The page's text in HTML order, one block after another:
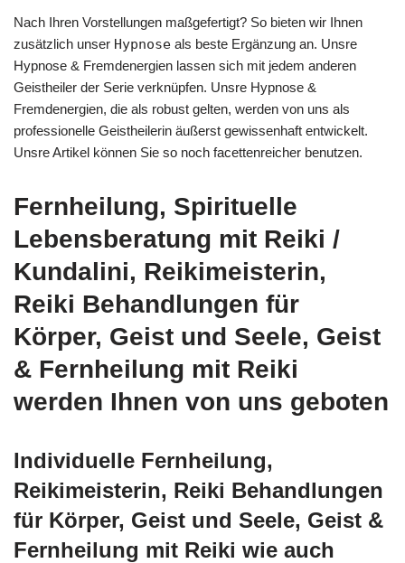
Nach Ihren Vorstellungen maßgefertigt? So bieten wir Ihnen
zusätzlich unser Hypnose als beste Ergänzung an. Unsre
Hypnose & Fremdenergien lassen sich mit jedem anderen
Geistheiler der Serie verknüpfen. Unsre Hypnose &
Fremdenergien, die als robust gelten, werden von uns als
professionelle Geistheilerin äußerst gewissenhaft entwickelt.
Unsre Artikel können Sie so noch facettenreicher benutzen.
Fernheilung, Spirituelle
Lebensberatung mit Reiki /
Kundalini, Reikimeisterin,
Reiki Behandlungen für
Körper, Geist und Seele, Geist
& Fernheilung mit Reiki
werden Ihnen von uns geboten
Individuelle Fernheilung,
Reikimeisterin, Reiki Behandlungen
für Körper, Geist und Seele, Geist &
Fernheilung mit Reiki wie auch